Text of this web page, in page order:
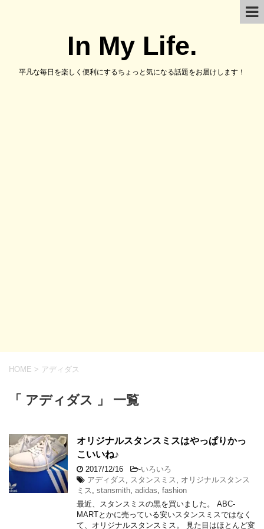
In My Life.
平凡な毎日を楽しく便利にするちょっと気になる話題をお届けします！
HOME > アディダス
「 アディダス 」 一覧
オリジナルスタンスミスはやっぱりかっ
こいいね♪
2017/12/16 -いろいろ
アディダス
スタンスミス
オリジナルスタンス
ミス
stansmith adidas fashion
最近、スタンスミスの黒を買いました。 ABC-
MARTとかに売っている安いスタンスミスではなく
て、オリジナルスタンスミス。 見た目はほとんど変